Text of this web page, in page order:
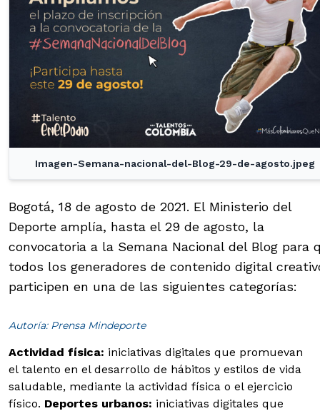
Imagen-Semana-nacional-del-Blog-29-de-agosto.jpeg
Bogotá, 18 de agosto de 2021. El Ministerio del
Deporte amplía, hasta el 29 de agosto, la
convocatoria a la Semana Nacional del Blog para
todos los generadores de contenido digital
participen en una de las siguientes categorías:
Autoría: Prensa Mindeporte
Actividad física: iniciativas digitales que promuevan
el talento en el desarrollo de hábitos y estilos de vida
saludable, mediante la actividad física o el ejercicio
físico. Deportes urbanos: iniciativas digitales que